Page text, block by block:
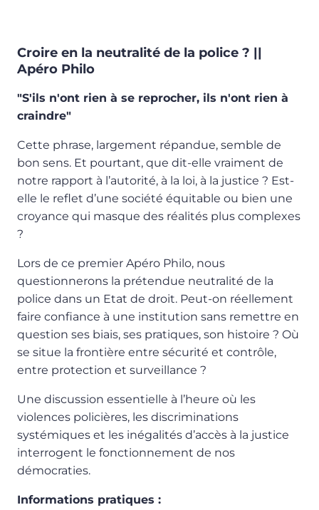
Croire en la neutralité de la police ? ||
Apéro Philo
"S'ils n'ont rien à se reprocher, ils n'ont rien à
craindre"
Cette phrase, largement répandue, semble de
bon sens. Et pourtant, que dit-elle vraiment de
notre rapport à l’autorité, à la loi, à la justice ? Est-
elle le reflet d’une société équitable ou bien une
croyance qui masque des réalités plus complexes
?
Lors de ce premier Apéro Philo, nous
questionnerons la prétendue neutralité de la
police dans un Etat de droit. Peut-on réellement
faire confiance à une institution sans remettre en
question ses biais, ses pratiques, son histoire ? Où
se situe la frontière entre sécurité et contrôle,
entre protection et surveillance ?
Une discussion essentielle à l’heure où les
violences policières, les discriminations
systémiques et les inégalités d’accès à la justice
interrogent le fonctionnement de nos
démocraties.
Informations pratiques :